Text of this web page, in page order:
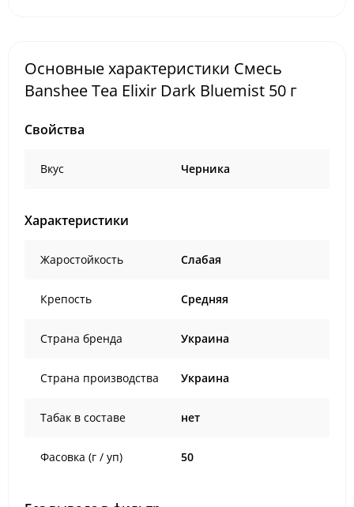
Основные характеристики Смесь
Banshee Tea Elixir Dark Bluemist 50 г
Свойства
Вкус Черника
Характеристики
Жаростойкость Слабая
Крепость Средняя
Страна бренда Украина
Страна производства Украина
Табак в составе нет
Фасовка (г / уп) 50